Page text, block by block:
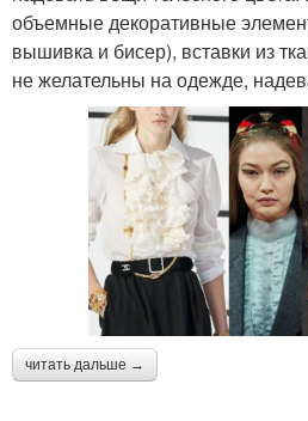
объемные декоративные
вышивка и бисер), вставки из
не желательны на одежде,
читать дальше →